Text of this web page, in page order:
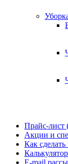
Прайс-лист
Акции и
Как сделать
E-mail